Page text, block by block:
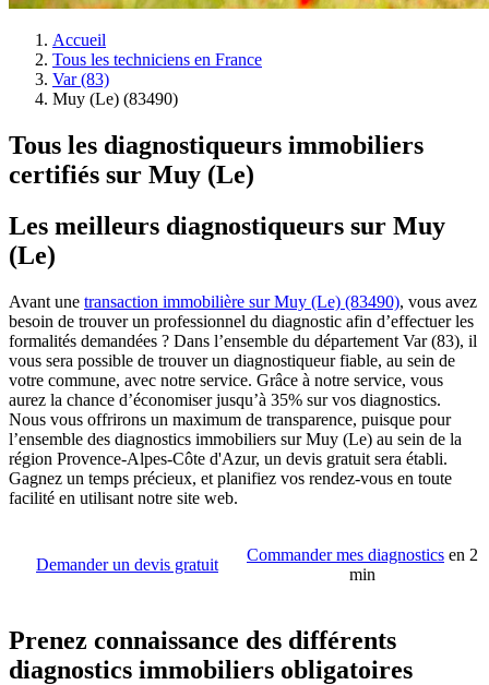
Accueil
Tous les techniciens en France
Var (83)
Muy (Le) (83490)
Tous les diagnostiqueurs immobiliers
certifiés sur Muy (Le)
Les meilleurs diagnostiqueurs sur Muy
(Le)
Avant une transaction immobilière sur Muy (Le) (83490), vous avez
besoin de trouver un professionnel du diagnostic afin d’effectuer les
formalités demandées ? Dans l’ensemble du département Var (83), il
vous sera possible de trouver un diagnostiqueur fiable, au sein de
votre commune, avec notre service. Grâce à notre service, vous
aurez la chance d’économiser jusqu’à 35% sur vos diagnostics.
Nous vous offrirons un maximum de transparence, puisque pour
l’ensemble des diagnostics immobiliers sur Muy (Le) au sein de la
région Provence-Alpes-Côte d'Azur, un devis gratuit sera établi.
Gagnez un temps précieux, et planifiez vos rendez-vous en toute
facilité en utilisant notre site web.
Demander un devis gratuit
Commander mes diagnostics en 2
min
Prenez connaissance des différents
diagnostics immobiliers obligatoires